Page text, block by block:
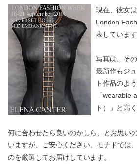
現在、彼女
London
表しています
写真は、そ
最新作もジ
ト作品のよ
「wearable
ト）」と高
何に合わせたら良いのかしら、とお思い
いますが、ご安心ください。モナドでは
のを厳選してお届けしています。